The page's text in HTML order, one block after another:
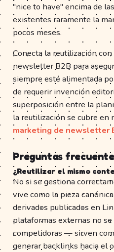
"nice to have" encima de
existentes raramente la
pocos meses.
Conecta la reutilización
newsletter B2B para
siempre esté alimentada
de requerir invención
superposición entre la
la reutilización se cubre en
marketing de newsletter
Preguntas
¿Reutilizar el mismo
No si se gestiona
vive como la pieza
derivados publicados en
plataformas externas no
competidoras — sirven
generar backlinks hacia el